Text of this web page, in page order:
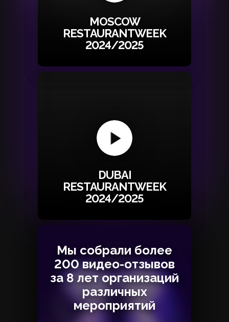
DUBAI
RESTAURANTWEEK
2024/2025
MOSCOW
RESTAURANTWEEK
2024/2025
Мы собрали более
200 видео-отзывов
за 8 лет организаций
различных
мероприятий
Мы собрали более
200 видео-отзывов
за 8 лет организаций
различных
мероприятий